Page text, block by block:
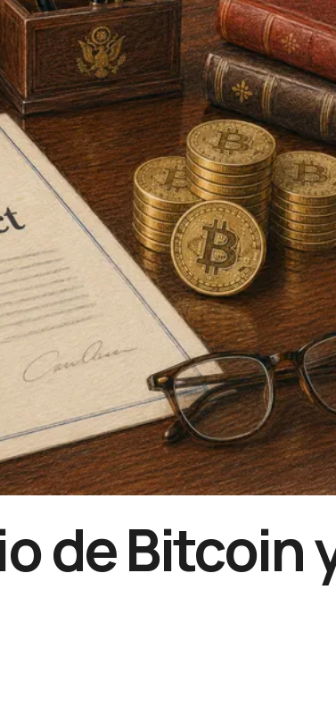
de Bitcoin